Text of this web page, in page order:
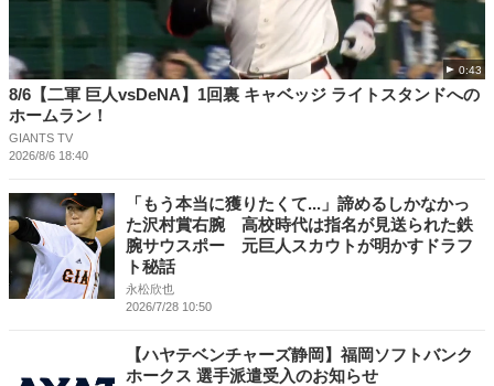
0:43
8/6【二軍 巨人vsDeNA】1回裏 キャベッジ ライトスタンドへの
ホームラン！
GIANTS TV
2026/8/6 18:40
「もう本当に獲りたくて...」諦めるしかなかっ
た沢村賞右腕 高校時代は指名が見送られた鉄
腕サウスポー 元巨人スカウトが明かすドラフ
ト秘話
永松欣也
2026/7/28 10:50
【ハヤテベンチャーズ静岡】福岡ソフトバンク
ホークス 選手派遣受入のお知らせ